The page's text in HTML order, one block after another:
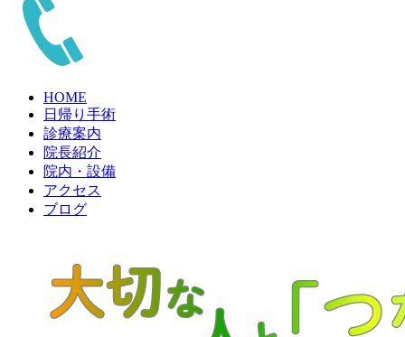
HOME
日帰り手術
診療案内
院長紹介
院内・設備
アクセス
ブログ